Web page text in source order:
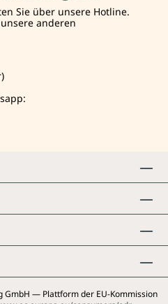
Sie über unsere Hotline.
anderen
GmbH — Plattform der EU-Kommission